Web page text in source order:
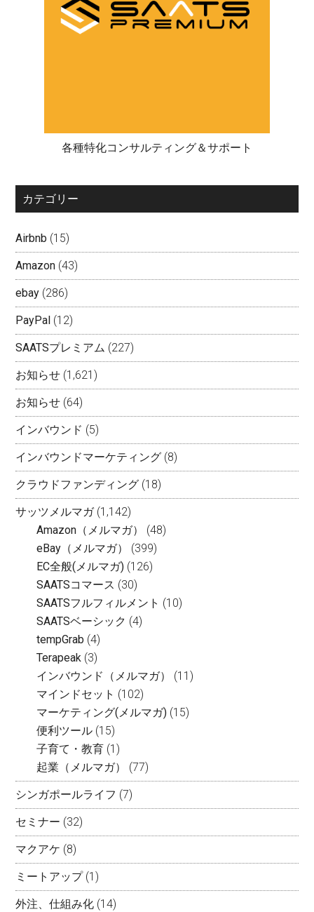
各種特化コンサルティング＆サポート
カテゴリー
Airbnb (15)
Amazon (43)
ebay (286)
PayPal (12)
SAATSプレミアム (227)
お知らせ (1,621)
お知らせ (64)
インバウンド (5)
インバウンドマーケティング (8)
クラウドファンディング (18)
サッツメルマガ(1,142)
Amazon（メルマガ）
(48)
eBay（メルマガ）
(399)
EC全般(メルマガ) (126)
SAATSコマース (30)
SAATSフルフィルメント (10)
SAATSベーシック (4)
tempGrab (4)
Terapeak (3)
インバウンド（メルマガ）
(11)
マインドセット (102)
マーケティング(メルマガ) (15)
便利ツール (15)
子育て・教育 (1)
起業（メルマガ）
(77)
シンガポールライフ (7)
セミナー (32)
マクアケ (8)
ミートアップ(1)
外注、仕組み化 (14)